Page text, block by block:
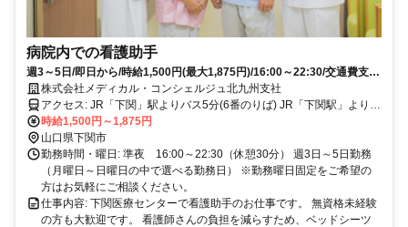
病院内での看護助手
週3～5日/即日から/時給1,500円(最大1,875円)/16:00～22:30/交通費支給
で駐車場も無料
株式会社メディカル・コンシェルジュ北九州支社
アクセス: JR「下関」駅よりバス5分(6番のりば) JR「下関駅」より徒
歩13分 自家用車、バイク、バス、自転車通勤可能です
時給1,500円～1,875円
山口県下関市
勤務時間・曜日: 準夜 16:00～22:30（休憩30分） 週3日～5日勤務
（月曜日～日曜日の中で選べる勤務日） ※勤務曜日固定をご希望の
方はお気軽にご相談ください。
仕事内容: 下関医療センターで看護助手のお仕事です。 無資格未経験
の方も大歓迎です。 看護師さんの負担を減らすため、ベッドシーツ